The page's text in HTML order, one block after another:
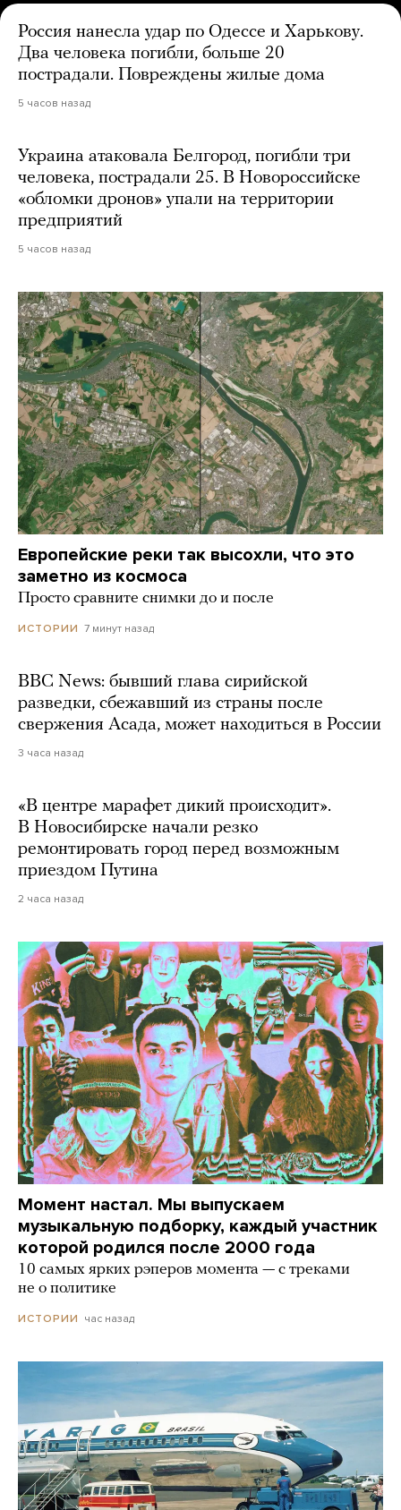
Россия нанесла удар по Одессе и Харькову.
Два человека погибли, больше 20
пострадали. Повреждены жилые дома
5 часов назад
Украина атаковала Белгород, погибли три
человека, пострадали 25. В Новороссийске
«обломки дронов» упали на территории
предприятий
5 часов назад
Европейские реки так высохли, что это
заметно из космоса
Просто сравните снимки до и после
ИСТОРИИ 7 минут назад
BBC News: бывший глава сирийской
разведки, сбежавший из страны после
свержения Асада, может находиться в России
3 часа назад
«В центре марафет дикий происходит».
В Новосибирске начали резко
ремонтировать город перед возможным
приездом Путина
2 часа назад
Момент настал. Мы выпускаем
музыкальную подборку, каждый участник
которой родился после 2000 года
10 самых ярких рэперов момента — с треками
не о политике
ИСТОРИИ час назад